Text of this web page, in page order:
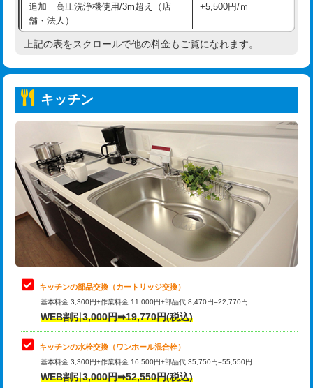
持込商品取付（浄水器・分岐水栓） 16,500円
持込商品取付（温水洗浄便座） 22,000円
持込商品取付（普通便座⇔温水洗浄便
22,000円
給水管工事※（ホール加工)
給水管工事※（バンド止め) 3,300円
給水管工事※（支持金具設置) 5,500円
給水管工事※（保温材使用（バンド止
め込み）)
5,500円
給水管工事※（土の掘削・埋め戻し作
11,000円
給水管工事※（塩ビ管（VP・HI）使
用/3ｍまで)
給水管工事※（塩ビ管（VP・HI）使
用（追加）/3ｍ超え)
給水管工事※（ライニング鋼管・銅
管・ポリ管・HT管使用/3ｍまで)
44,000円
追加 高圧洗浄機使用/3m超え（店
舗・法人）
+5,500円/ｍ
高度高圧洗浄換 現地調査
トーラー機使用/3mまで
追加トーラー機使用/3m超え +3,300円
カメラ調査 33,000円
桝清掃 8,800円
止水・漏水調査・防水処理・清掃・修
理・調整・分解・加工など（軽作業）
11,000円
止水・漏水調査・防水処理・清掃・修
理・調整・分解・加工など（中作業）
22,000円
止水・漏水調査・防水処理・清掃・修
理・調整・分解・加工など（重作業）
33,000円
お風呂タンク脱着
その他部品の脱着
上記の表をスクロールで他の料金もご覧になれます。
キッチン
キッチンの部品交換（カートリッジ交換）
基本料金 3,300円+作業料金 11,000円+部品代 8,470円=22,770円
WEB割引3,000円➡19,770円(税込)
キッチンの水栓交換（ワンホール混合栓）
基本料金 3,300円+作業料金 16,500円+部品代 35,750円=55,550円
WEB割引3,000円➡52,550円(税込)